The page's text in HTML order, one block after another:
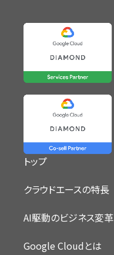
トップ
クラウドエースの特長
AI駆動のビジネス変革
Google Cloudとは